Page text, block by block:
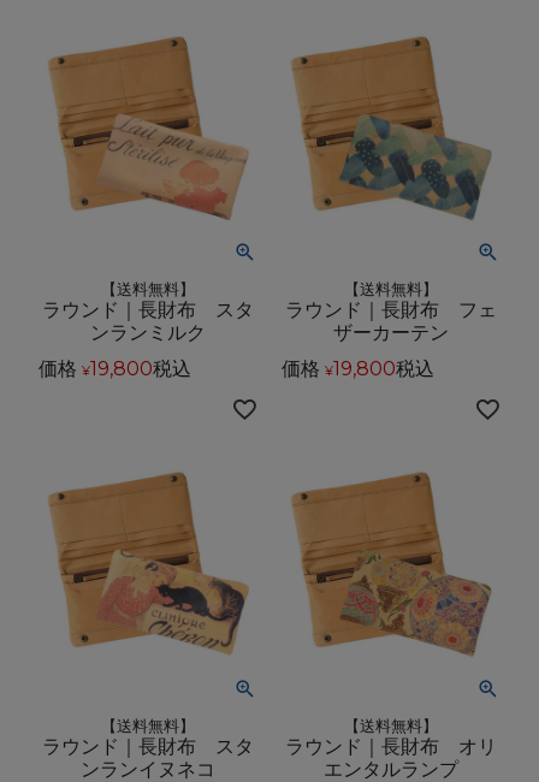
【送料無料】
ラウンド｜長財布 スタ
ンランミルク
価格 ¥19,800税込
【送料無料】
ラウンド｜長財布 フェ
ザーカーテン
価格 ¥19,800税込
【送料無料】
ラウンド｜長財布 スタ
ンランイヌネコ
【送料無料】
ラウンド｜長財布 オリ
エンタルランプ